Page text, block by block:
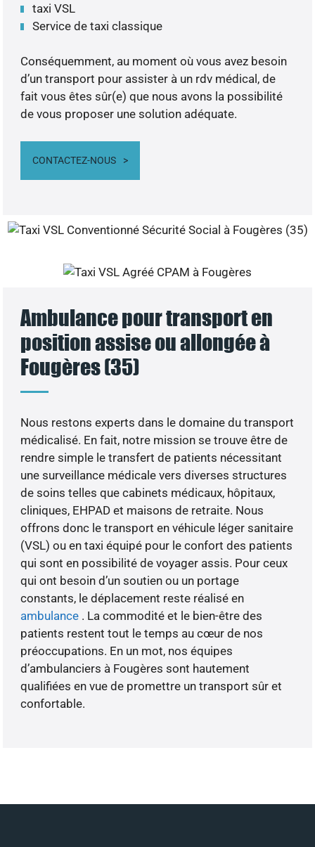
taxi VSL
Service de taxi classique
Conséquemment, au moment où vous avez besoin
d’un transport pour assister à un rdv médical, de
fait vous êtes sûr(e) que nous avons la possibilité
de vous proposer une solution adéquate.
CONTACTEZ-NOUS
Ambulance pour transport en
position assise ou allongée à
Fougères (35)
Nous restons experts dans le domaine du transport
médicalisé. En fait, notre mission se trouve être de
rendre simple le transfert de patients nécessitant
une surveillance médicale vers diverses structures
de soins telles que cabinets médicaux, hôpitaux,
cliniques, EHPAD et maisons de retraite. Nous
offrons donc le transport en véhicule léger sanitaire
(VSL) ou en taxi équipé pour le confort des patients
qui sont en possibilité de voyager assis. Pour ceux
qui ont besoin d’un soutien ou un portage
constants, le déplacement reste réalisé en
ambulance . La commodité et le bien-être des
patients restent tout le temps au cœur de nos
préoccupations. En un mot, nos équipes
d’ambulanciers à Fougères sont hautement
qualifiées en vue de promettre un transport sûr et
confortable.